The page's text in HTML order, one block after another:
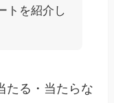
トを紹介し
たる・当たらな